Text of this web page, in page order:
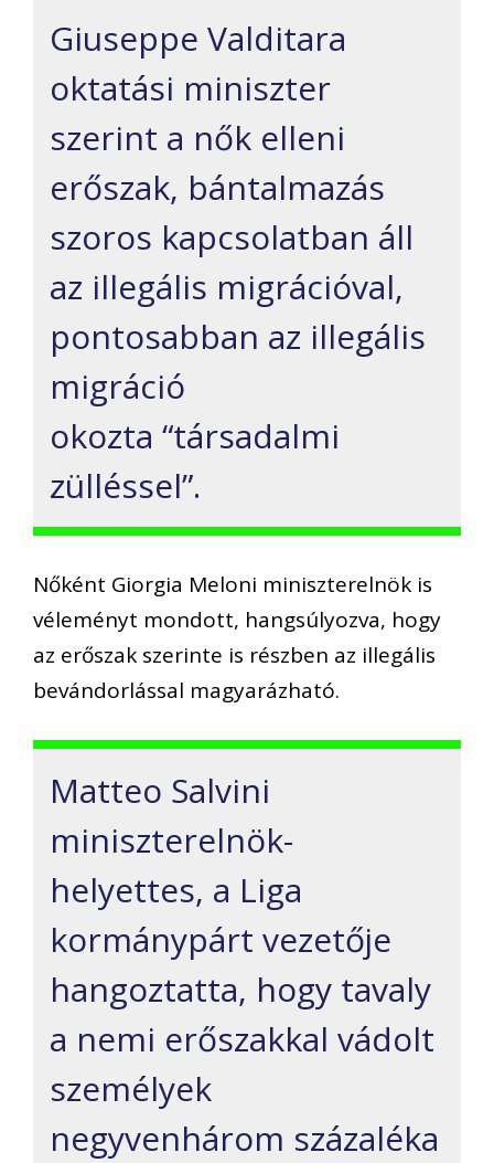
Giuseppe Valditara
oktatási miniszter
szerint a nők elleni
erőszak, bántalmazás
szoros kapcsolatban áll
az illegális migrációval,
pontosabban az illegális
migráció
okozta “társadalmi
zülléssel”.
Nőként Giorgia Meloni miniszterelnök is
véleményt mondott, hangsúlyozva, hogy
az erőszak szerinte is részben az illegális
bevándorlással magyarázható.
Matteo Salvini
miniszterelnök-
helyettes, a Liga
kormánypárt vezetője
hangoztatta, hogy tavaly
a nemi erőszakkal vádolt
személyek
negyvenhárom százaléka